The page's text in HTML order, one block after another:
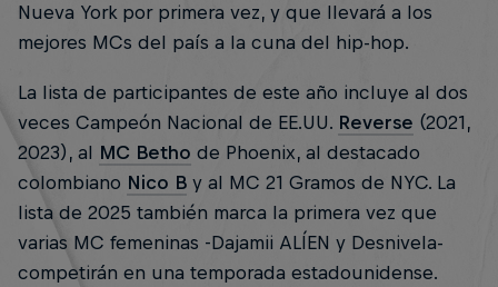
Nueva York por primera vez, y que llevará a los
mejores MCs del país a la cuna del hip-hop.
La lista de participantes de este año incluye al dos
veces Campeón Nacional de EE.UU. Reverse (2021,
2023), al MC Betho de Phoenix, al destacado
colombiano Nico B y al MC 21 Gramos de NYC. La
lista de 2025 también marca la primera vez que
varias MC femeninas -Dajamii ALÍEN y Desnivela-
competirán en una temporada estadounidense.